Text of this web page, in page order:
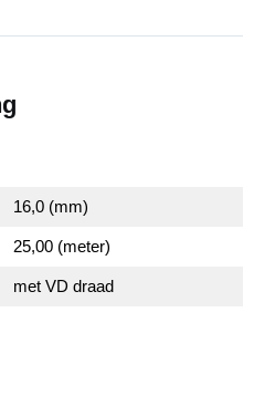
16,0 (mm)
25,00 (meter)
met VD draad